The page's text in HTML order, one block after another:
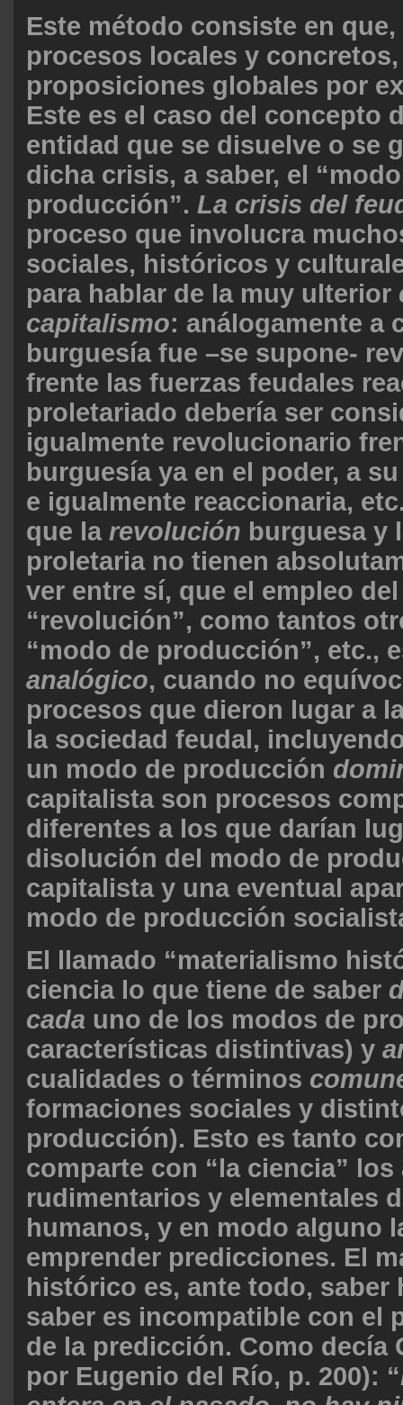
Este método consiste en
procesos locales y
proposiciones globales por
Este es el caso del concepto
entidad que se disuelve o se
dicha crisis, a saber, el
producción”. La crisis del
proceso que involucra
sociales, históricos y
para hablar de la muy ulterior
capitalismo: análogamente a
burguesía fue –se supone-
frente las fuerzas feudales
proletariado debería ser
igualmente revolucionario
burguesía ya en el poder, a
e igualmente reaccionaria,
que la revolución burguesa y
proletaria no tienen
ver entre sí, que el empleo
“revolución”, como tantos
“modo de producción”, etc.,
analógico, cuando no
procesos que dieron lugar a
la sociedad feudal,
un modo de producción
capitalista son procesos
diferentes a los que darían
disolución del modo de
capitalista y una eventual
modo de producción
El llamado “materialismo
ciencia lo que tiene de saber
cada uno de los modos de
características distintivas) y
cualidades o términos
formaciones sociales y
producción). Esto es tanto
comparte con “la ciencia”
rudimentarios y elementales
humanos, y en modo alguno
emprender predicciones. El
histórico es, ante todo, saber
saber es incompatible con el
de la predicción. Como decía
por Eugenio del Río, p. 200): “